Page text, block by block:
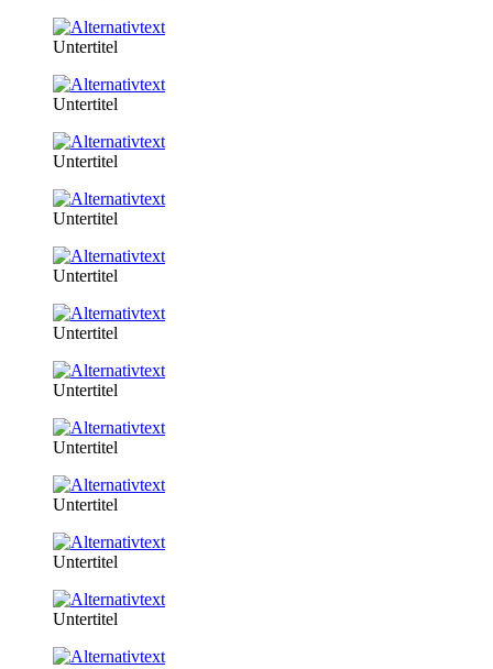
Untertitel
Untertitel
Untertitel
Untertitel
Untertitel
Untertitel
Untertitel
Untertitel
Untertitel
Untertitel
Untertitel